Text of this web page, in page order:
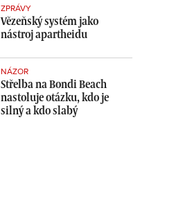
ZPRÁVY
Vězeňský systém jako
nástroj apartheidu
NÁZOR
Střelba na Bondi Beach
nastoluje otázku, kdo je
silný a kdo slabý